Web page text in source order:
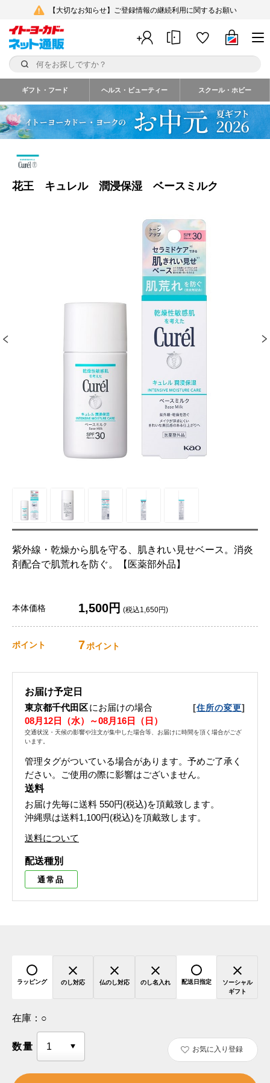
【大切なお知らせ】ご登録情報の継続利用に関するお願い
ギフト・フード ヘルス・ビューティー スクール・ホビー
花王 キュレル 潤浸保湿 ベースミルク
紫外線・乾燥から肌を守る、肌きれい見せベース。消炎
剤配合で肌荒れを防ぐ。【医薬部外品】
本体価格 1,500円 (税込1,650円)
ポイント 7ポイント
お届け予定日
東京都千代田区にお届けの場合 [住所の変更]
08月12日（水）～08月16日（日）
交通状況・天候の影響や注文が集中した場合等、お届けに時間を頂く場合がござ
います。
管理タグがついている場合があります。予めご了承く
ださい。ご使用の際に影響はございません。
送料
お届け先毎に送料 550円(税込)を頂戴致します。
沖縄県は送料1,100円(税込)を頂戴致します。
送料について
配送種別
通常品
ラッピング のし対応 仏のし対応 のし名入れ 配送日指定
ソーシャル
ギフト
在庫： ○
数量 お気に入り登録